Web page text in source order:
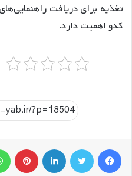
تغذیه برای دریافت
کدو اهمیت دارد.
فیسبوک توییتر لینکداین